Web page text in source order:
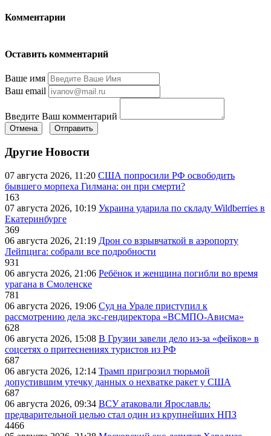
Комментарии
Оставить комментарий
Ваше имя
Ваш email
Введите Ваш комментарий
Отмена Отправить
Другие Новости
07 августа 2026, 11:20 США попросили РФ освободить
бывшего морпеха Гилмана: он при смерти?
163
07 августа 2026, 10:19 Украина ударила по складу Wildberries в
Екатеринбурге
369
06 августа 2026, 21:19 Дрон со взрывчаткой в аэропорту
Лейпцига: собрали все подробности
931
06 августа 2026, 21:06 Ребёнок и женщина погибли во время
урагана в Смоленске
781
06 августа 2026, 19:06 Суд на Урале приступил к
рассмотрению дела экс-гендиректора «ВСМПО-Ависма»
628
06 августа 2026, 15:08 В Грузии завели дело из-за «фейков» в
соцсетях о притеснениях туристов из РФ
687
06 августа 2026, 12:14 Трамп пригрозил тюрьмой
допустившим утечку данных о нехватке ракет у США
687
06 августа 2026, 09:34 ВСУ атаковали Ярославль:
предварительной целью стал один из крупнейших НПЗ
4466